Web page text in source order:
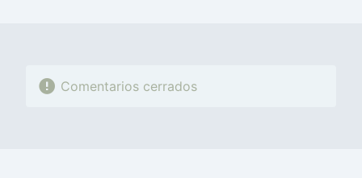
Comentarios cerrados